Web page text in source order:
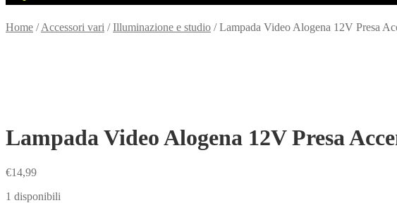
Home /Accessori vari /Illuminazione e studio /Lampada Video Alogena 12V Presa
Lampada Video Alogena 12V Presa
€14,99
1 disponibili